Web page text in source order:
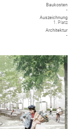
Baukosten
-
Auszeichnung
1. Platz
Architektur
-